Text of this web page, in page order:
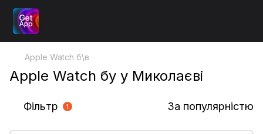
Apple Watch б\в
Apple Watch бу у Миколаєві
Фільтр 1 За популярністю